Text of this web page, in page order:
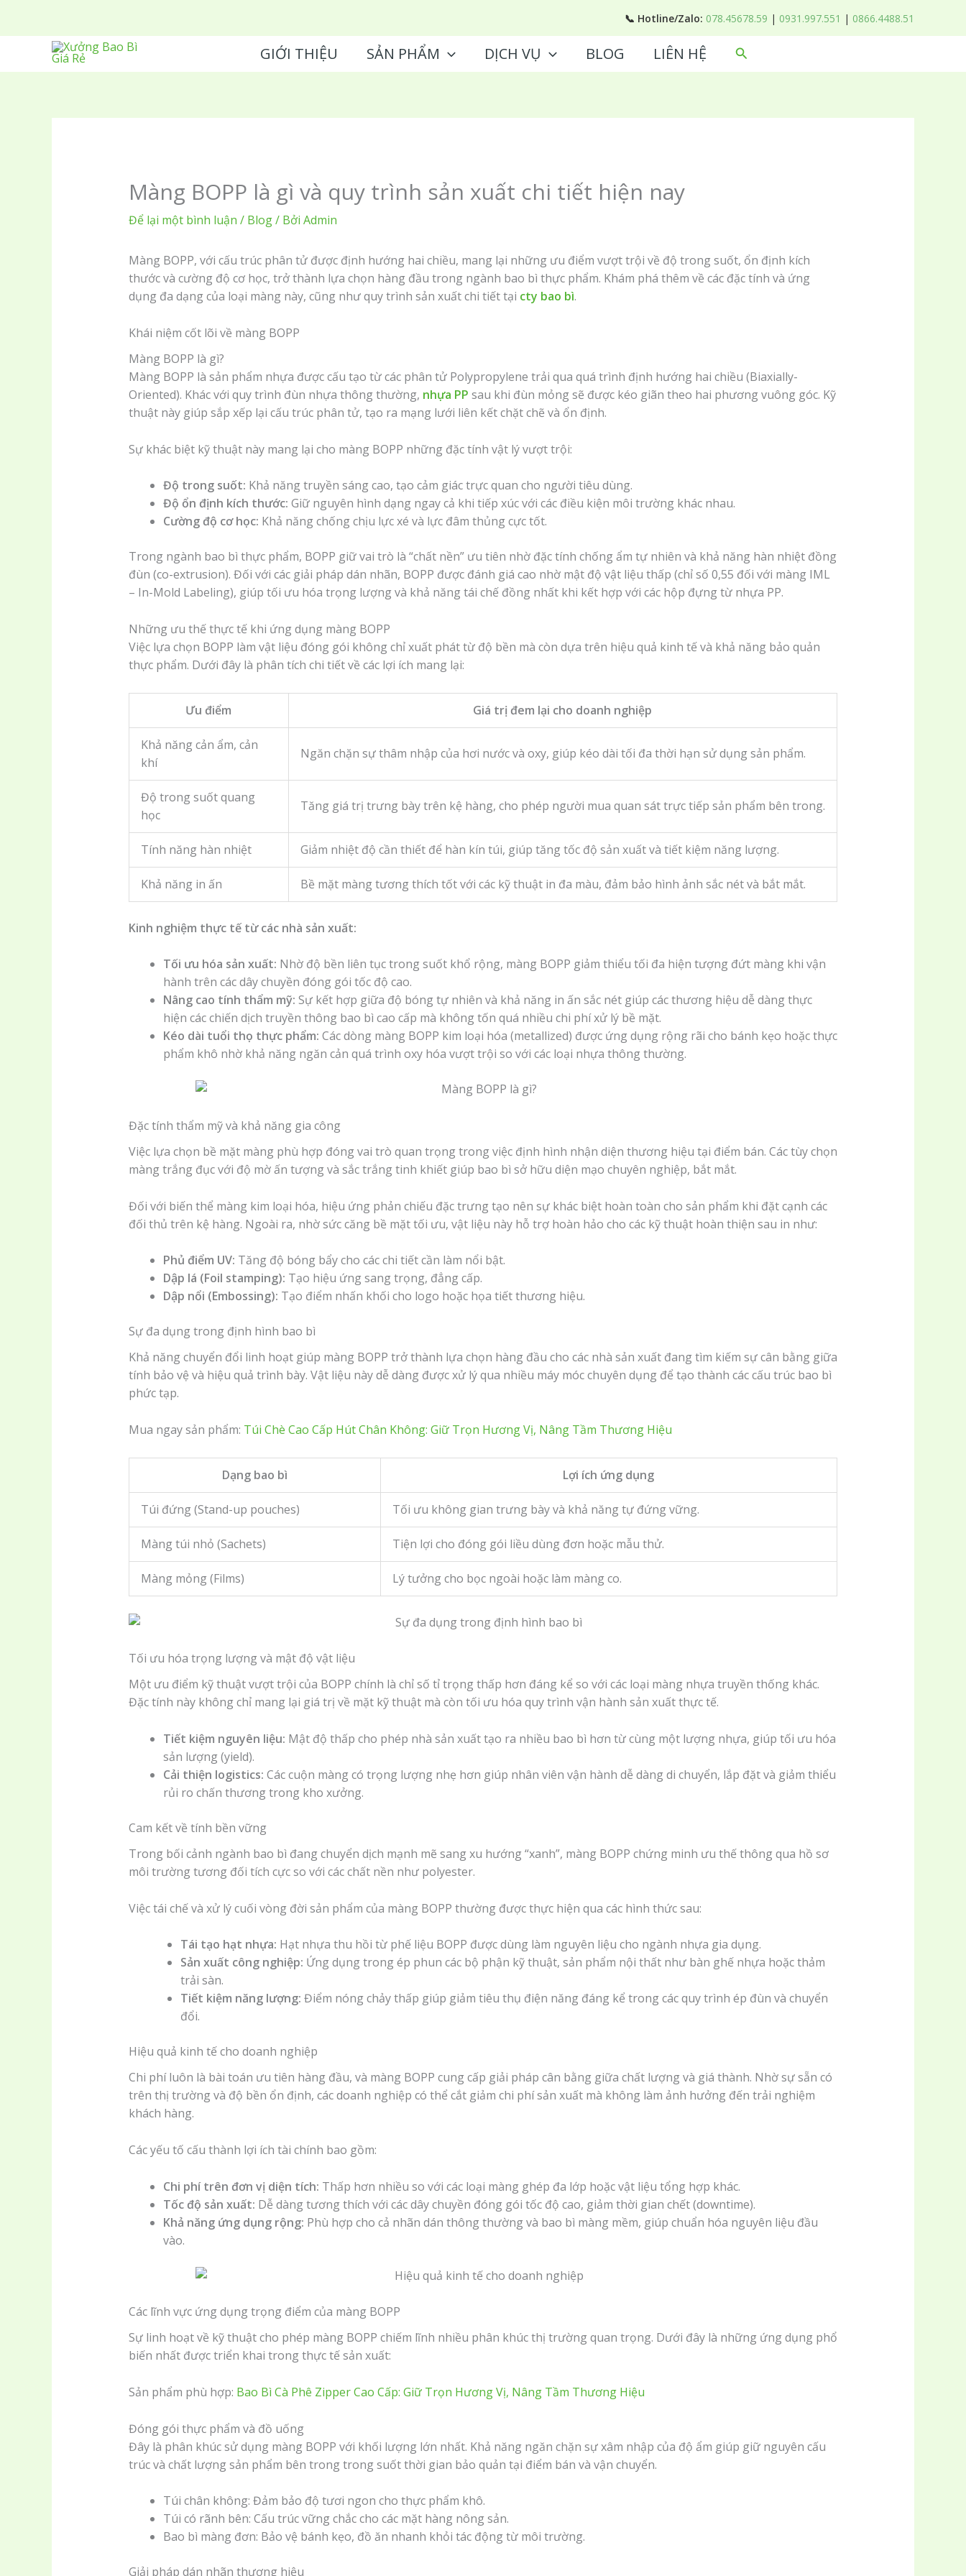
📞 Hotline/Zalo: 078.45678.59 | 0931.997.551 | 0866.4488.51
GIỚI THIỆU SẢN PHẨM DỊCH VỤ BLOG LIÊN HỆ
Tìm
kiếm
Màng BOPP là gì và quy trình sản xuất chi tiết hiện nay
Để lại một bình luận / Blog/ Bởi Admin
Màng BOPP, với cấu trúc phân tử được định hướng hai chiều, mang lại những ưu điểm vượt trội về độ trong suốt, ổn định kích
thước và cường độ cơ học, trở thành lựa chọn hàng đầu trong ngành bao bì thực phẩm. Khám phá thêm về các đặc tính và ứng
dụng đa dạng của loại màng này, cũng như quy trình sản xuất chi tiết tại cty bao bì.
Khái niệm cốt lõi về màng BOPP
Màng BOPP là gì?
Màng BOPP là sản phẩm nhựa được cấu tạo từ các phân tử Polypropylene trải qua quá trình định hướng hai chiều (Biaxially-
Oriented). Khác với quy trình đùn nhựa thông thường, nhựa PP sau khi đùn mỏng sẽ được kéo giãn theo hai phương vuông góc. Kỹ
thuật này giúp sắp xếp lại cấu trúc phân tử, tạo ra mạng lưới liên kết chặt chẽ và ổn định.
Sự khác biệt kỹ thuật này mang lại cho màng BOPP những đặc tính vật lý vượt trội:
Độ trong suốt: Khả năng truyền sáng cao, tạo cảm giác trực quan cho người tiêu dùng.
Độ ổn định kích thước: Giữ nguyên hình dạng ngay cả khi tiếp xúc với các điều kiện môi trường khác nhau.
Cường độ cơ học: Khả năng chống chịu lực xé và lực đâm thủng cực tốt.
Trong ngành bao bì thực phẩm, BOPP giữ vai trò là “chất nền” ưu tiên nhờ đặc tính chống ẩm tự nhiên và khả năng hàn nhiệt đồng
đùn (co-extrusion). Đối với các giải pháp dán nhãn, BOPP được đánh giá cao nhờ mật độ vật liệu thấp (chỉ số 0,55 đối với màng IML
– In-Mold Labeling), giúp tối ưu hóa trọng lượng và khả năng tái chế đồng nhất khi kết hợp với các hộp đựng từ nhựa PP.
Những ưu thế thực tế khi ứng dụng màng BOPP
Việc lựa chọn BOPP làm vật liệu đóng gói không chỉ xuất phát từ độ bền mà còn dựa trên hiệu quả kinh tế và khả năng bảo quản
thực phẩm. Dưới đây là phân tích chi tiết về các lợi ích mang lại:
Ưu điểm Giá trị đem lại cho doanh nghiệp
Khả năng cản ẩm, cản
khí
Ngăn chặn sự thâm nhập của hơi nước và oxy, giúp kéo dài tối đa thời hạn sử dụng sản phẩm.
Độ trong suốt quang
học
Tăng giá trị trưng bày trên kệ hàng, cho phép người mua quan sát trực tiếp sản phẩm bên trong.
Tính năng hàn nhiệt Giảm nhiệt độ cần thiết để hàn kín túi, giúp tăng tốc độ sản xuất và tiết kiệm năng lượng.
Khả năng in ấn Bề mặt màng tương thích tốt với các kỹ thuật in đa màu, đảm bảo hình ảnh sắc nét và bắt mắt.
Kinh nghiệm thực tế từ các nhà sản xuất:
Tối ưu hóa sản xuất: Nhờ độ bền liên tục trong suốt khổ rộng, màng BOPP giảm thiểu tối đa hiện tượng đứt màng khi vận
hành trên các dây chuyền đóng gói tốc độ cao.
Nâng cao tính thẩm mỹ: Sự kết hợp giữa độ bóng tự nhiên và khả năng in ấn sắc nét giúp các thương hiệu dễ dàng thực
hiện các chiến dịch truyền thông bao bì cao cấp mà không tốn quá nhiều chi phí xử lý bề mặt.
Kéo dài tuổi thọ thực phẩm: Các dòng màng BOPP kim loại hóa (metallized) được ứng dụng rộng rãi cho bánh kẹo hoặc thực
phẩm khô nhờ khả năng ngăn cản quá trình oxy hóa vượt trội so với các loại nhựa thông thường.
Đặc tính thẩm mỹ và khả năng gia công
Việc lựa chọn bề mặt màng phù hợp đóng vai trò quan trọng trong việc định hình nhận diện thương hiệu tại điểm bán. Các tùy chọn
màng trắng đục với độ mờ ấn tượng và sắc trắng tinh khiết giúp bao bì sở hữu diện mạo chuyên nghiệp, bắt mắt.
Đối với biến thể màng kim loại hóa, hiệu ứng phản chiếu đặc trưng tạo nên sự khác biệt hoàn toàn cho sản phẩm khi đặt cạnh các
đối thủ trên kệ hàng. Ngoài ra, nhờ sức căng bề mặt tối ưu, vật liệu này hỗ trợ hoàn hảo cho các kỹ thuật hoàn thiện sau in như:
Phủ điểm UV: Tăng độ bóng bẩy cho các chi tiết cần làm nổi bật.
Dập lá (Foil stamping): Tạo hiệu ứng sang trọng, đẳng cấp.
Dập nổi (Embossing): Tạo điểm nhấn khối cho logo hoặc họa tiết thương hiệu.
Sự đa dụng trong định hình bao bì
Khả năng chuyển đổi linh hoạt giúp màng BOPP trở thành lựa chọn hàng đầu cho các nhà sản xuất đang tìm kiếm sự cân bằng giữa
tính bảo vệ và hiệu quả trình bày. Vật liệu này dễ dàng được xử lý qua nhiều máy móc chuyên dụng để tạo thành các cấu trúc bao bì
phức tạp.
Mua ngay sản phẩm: Túi Chè Cao Cấp Hút Chân Không: Giữ Trọn Hương Vị, Nâng Tầm Thương Hiệu
Dạng bao bì Lợi ích ứng dụng
Túi đứng (Stand-up pouches) Tối ưu không gian trưng bày và khả năng tự đứng vững.
Màng túi nhỏ (Sachets) Tiện lợi cho đóng gói liều dùng đơn hoặc mẫu thử.
Màng mỏng (Films) Lý tưởng cho bọc ngoài hoặc làm màng co.
Tối ưu hóa trọng lượng và mật độ vật liệu
Một ưu điểm kỹ thuật vượt trội của BOPP chính là chỉ số tỉ trọng thấp hơn đáng kể so với các loại màng nhựa truyền thống khác.
Đặc tính này không chỉ mang lại giá trị về mặt kỹ thuật mà còn tối ưu hóa quy trình vận hành sản xuất thực tế.
Tiết kiệm nguyên liệu: Mật độ thấp cho phép nhà sản xuất tạo ra nhiều bao bì hơn từ cùng một lượng nhựa, giúp tối ưu hóa
sản lượng (yield).
Cải thiện logistics: Các cuộn màng có trọng lượng nhẹ hơn giúp nhân viên vận hành dễ dàng di chuyển, lắp đặt và giảm thiểu
rủi ro chấn thương trong kho xưởng.
Cam kết về tính bền vững
Trong bối cảnh ngành bao bì đang chuyển dịch mạnh mẽ sang xu hướng “xanh”, màng BOPP chứng minh ưu thế thông qua hồ sơ
môi trường tương đối tích cực so với các chất nền như polyester.
Việc tái chế và xử lý cuối vòng đời sản phẩm của màng BOPP thường được thực hiện qua các hình thức sau:
Tái tạo hạt nhựa: Hạt nhựa thu hồi từ phế liệu BOPP được dùng làm nguyên liệu cho ngành nhựa gia dụng.
Sản xuất công nghiệp: Ứng dụng trong ép phun các bộ phận kỹ thuật, sản phẩm nội thất như bàn ghế nhựa hoặc thảm
trải sàn.
Tiết kiệm năng lượng: Điểm nóng chảy thấp giúp giảm tiêu thụ điện năng đáng kể trong các quy trình ép đùn và chuyển
đổi.
Hiệu quả kinh tế cho doanh nghiệp
Chi phí luôn là bài toán ưu tiên hàng đầu, và màng BOPP cung cấp giải pháp cân bằng giữa chất lượng và giá thành. Nhờ sự sẵn có
trên thị trường và độ bền ổn định, các doanh nghiệp có thể cắt giảm chi phí sản xuất mà không làm ảnh hưởng đến trải nghiệm
khách hàng.
Các yếu tố cấu thành lợi ích tài chính bao gồm:
Chi phí trên đơn vị diện tích: Thấp hơn nhiều so với các loại màng ghép đa lớp hoặc vật liệu tổng hợp khác.
Tốc độ sản xuất: Dễ dàng tương thích với các dây chuyền đóng gói tốc độ cao, giảm thời gian chết (downtime).
Khả năng ứng dụng rộng: Phù hợp cho cả nhãn dán thông thường và bao bì màng mềm, giúp chuẩn hóa nguyên liệu đầu
vào.
Các lĩnh vực ứng dụng trọng điểm của màng BOPP
Sự linh hoạt về kỹ thuật cho phép màng BOPP chiếm lĩnh nhiều phân khúc thị trường quan trọng. Dưới đây là những ứng dụng phổ
biến nhất được triển khai trong thực tế sản xuất:
Sản phẩm phù hợp: Bao Bì Cà Phê Zipper Cao Cấp: Giữ Trọn Hương Vị, Nâng Tầm Thương Hiệu
Đóng gói thực phẩm và đồ uống
Đây là phân khúc sử dụng màng BOPP với khối lượng lớn nhất. Khả năng ngăn chặn sự xâm nhập của độ ẩm giúp giữ nguyên cấu
trúc và chất lượng sản phẩm bên trong trong suốt thời gian bảo quản tại điểm bán và vận chuyển.
Túi chân không: Đảm bảo độ tươi ngon cho thực phẩm khô.
Túi có rãnh bên: Cấu trúc vững chắc cho các mặt hàng nông sản.
Bao bì màng đơn: Bảo vệ bánh kẹo, đồ ăn nhanh khỏi tác động từ môi trường.
Giải pháp dán nhãn thương hiệu